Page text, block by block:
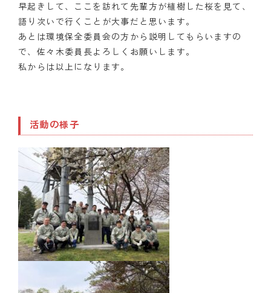
早起きして、ここを訪れて先輩方が植樹した桜を見て、
語り次いで行くことが大事だと思います。
あとは環境保全委員会の方から説明してもらいますの
で、佐々木委員長よろしくお願いします。
私からは以上になります。
活動の様子